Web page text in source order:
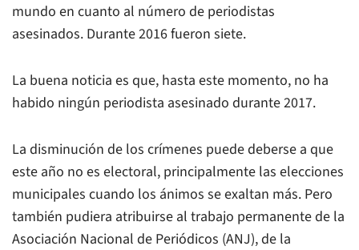
mundo en cuanto al número de periodistas
asesinados. Durante 2016 fueron siete.
La buena noticia es que, hasta este momento, no ha
habido ningún periodista asesinado durante 2017.
La disminución de los crímenes puede deberse a que
este año no es electoral, principalmente las elecciones
municipales cuando los ánimos se exaltan más. Pero
también pudiera atribuirse al trabajo permanente de la
Asociación Nacional de Periódicos (ANJ), de la